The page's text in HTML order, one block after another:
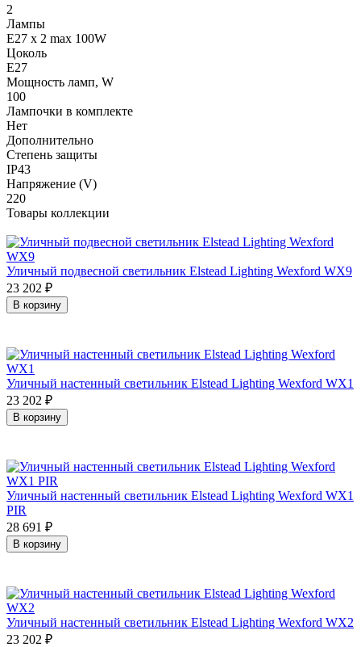
2
Лампы
E27 x 2 max 100W
Цоколь
E27
Мощность ламп, W
100
Лампочки в комплекте
Нет
Дополнительно
Степень защиты
IP43
Напряжение (V)
220
Товары коллекции
Уличный подвесной светильник Elstead Lighting Wexford WX9
23 202 ₽
В корзину
Уличный настенный светильник Elstead Lighting Wexford WX1
23 202 ₽
В корзину
Уличный настенный светильник Elstead Lighting Wexford WX1
PIR
28 691 ₽
В корзину
Уличный настенный светильник Elstead Lighting Wexford WX2
23 202 ₽